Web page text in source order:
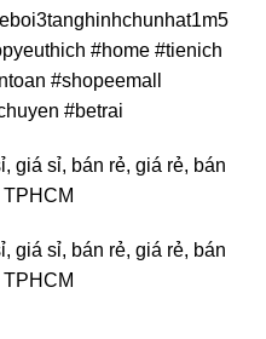
#home #tienich
#shopeemall
#betrai
giá sỉ, bán rẻ, giá rẻ, bán
giá sỉ, bán rẻ, giá rẻ, bán